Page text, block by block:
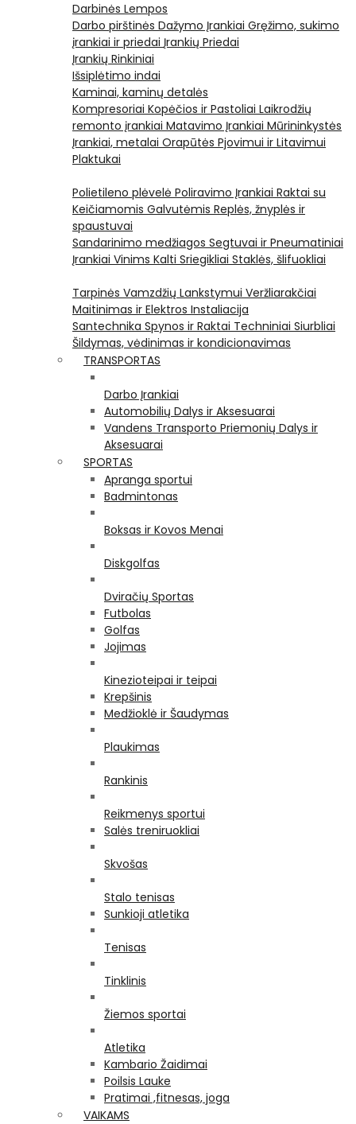
Darbinės Lempos
Darbo pirštinės Dažymo Įrankiai Gręžimo, sukimo
įrankiai ir priedai Įrankių Priedai
Įrankių Rinkiniai
Išsiplėtimo indai
Kaminai, kaminų detalės
Kompresoriai Kopėčios ir Pastoliai Laikrodžių
remonto įrankiai Matavimo Įrankiai Mūrininkystės
Įrankiai, metalai Orapūtės Pjovimui ir Litavimui
Plaktukai
Polietileno plėvelė Poliravimo Įrankiai Raktai su
Keičiamomis Galvutėmis Replės, žnyplės ir
spaustuvai
Sandarinimo medžiagos Segtuvai ir Pneumatiniai
Įrankiai Vinims Kalti Sriegikliai Staklės, šlifuokliai
Tarpinės Vamzdžių Lankstymui Veržliarakčiai
Maitinimas ir Elektros Instaliacija
Santechnika Spynos ir Raktai Techniniai Siurbliai
Šildymas, vėdinimas ir kondicionavimas
TRANSPORTAS
Darbo Įrankiai
Automobilių Dalys ir Aksesuarai
Vandens Transporto Priemonių Dalys ir
Aksesuarai
SPORTAS
Apranga sportui
Badmintonas
Boksas ir Kovos Menai
Diskgolfas
Dviračių Sportas
Futbolas
Golfas
Jojimas
Kinezioteipai ir teipai
Krepšinis
Medžioklė ir Šaudymas
Plaukimas
Rankinis
Reikmenys sportui
Salės treniruokliai
Skvošas
Stalo tenisas
Sunkioji atletika
Tenisas
Tinklinis
Žiemos sportai
Atletika
Kambario Žaidimai
Poilsis Lauke
Pratimai ,fitnesas, joga
VAIKAMS